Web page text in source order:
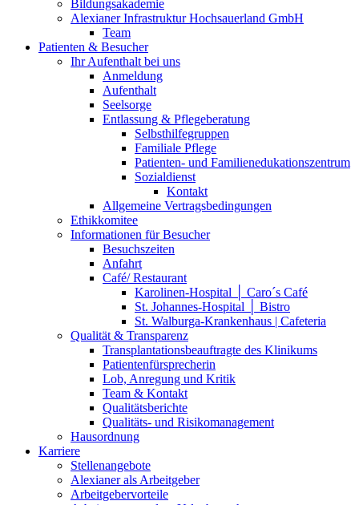
Bildungsakademie
Alexianer Infrastruktur Hochsauerland GmbH
Team
Patienten & Besucher
Ihr Aufenthalt bei uns
Anmeldung
Aufenthalt
Seelsorge
Entlassung & Pflegeberatung
Selbsthilfegruppen
Familiale Pflege
Patienten- und Familienedukationszentrum
Sozialdienst
Kontakt
Allgemeine Vertragsbedingungen
Ethikkomitee
Informationen für Besucher
Besuchszeiten
Anfahrt
Café/ Restaurant
Karolinen-Hospital │ Caro´s Café
St. Johannes-Hospital │ Bistro
St. Walburga-Krankenhaus | Cafeteria
Qualität & Transparenz
Transplantationsbeauftragte des Klinikums
Patientenfürsprecherin
Lob, Anregung und Kritik
Team & Kontakt
Qualitätsberichte
Qualitäts- und Risikomanagement
Hausordnung
Karriere
Stellenangebote
Alexianer als Arbeitgeber
Arbeitgebervorteile